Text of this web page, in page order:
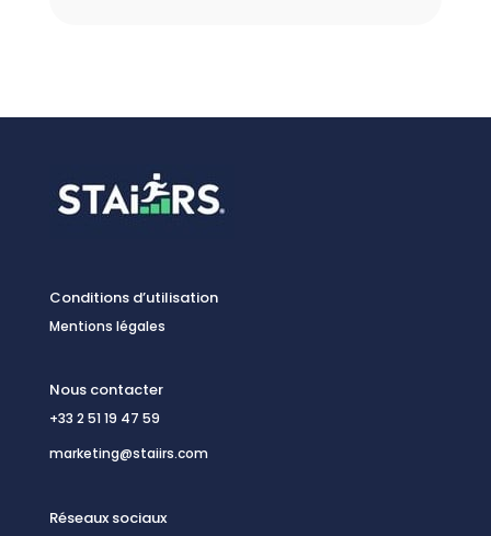
Conditions d’utilisation
Mentions légales
Nous contacter
+33 2 51 19 47 59
marketing@staiirs.com
Réseaux sociaux